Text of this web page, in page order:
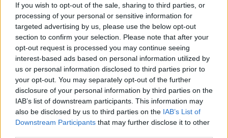
If you wish to opt-out of the sale, sharing to third parties, or
processing of your personal or sensitive information for
targeted advertising by us, please use the below opt-out
section to confirm your selection. Please note that after your
opt-out request is processed you may continue seeing
interest-based ads based on personal information utilized by
us or personal information disclosed to third parties prior to
your opt-out. You may separately opt-out of the further
disclosure of your personal information by third parties on the
IAB’s list of downstream participants. This information may
also be disclosed by us to third parties on the IAB’s List of
Downstream Participants that may further disclose it to other
Se vuoi leggere le notizie principali della Toscana iscriviti alla
Newsletter QUInews - ToscanaMedia.Arriva gratis tutti i giorni
alle 20:00 direttamente nella tua casella di posta.
Basta cliccareQUI
Fotogallery